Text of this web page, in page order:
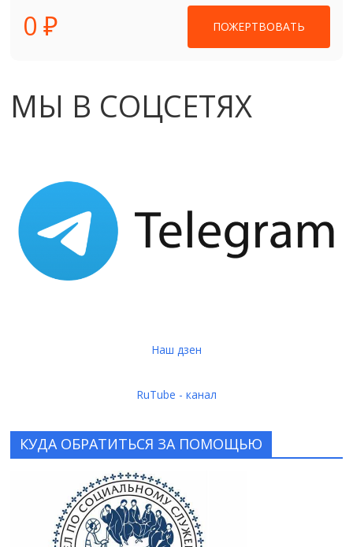
0 ₽ ПОЖЕРТВОВАТЬ
МЫ В СОЦСЕТЯХ
Наш дзен
RuTube - канал
КУДА ОБРАТИТЬСЯ ЗА ПОМОЩЬЮ